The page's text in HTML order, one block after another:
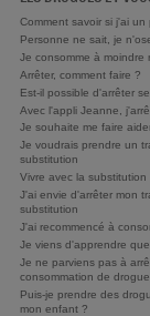
Comment savoir si j'ai un
Personne ne sait, je
Je consomme à moindre
Arrêter, comment faire ?
Est-il possible d'arrêter
Avec l'appli Jeanne,
Je souhaite me faire
Je voudrais prendre un
substitution
Vivre avec la substitution
J'ai envie d'arrêter mon
substitution
J'ai recommencé à
Je viens d'apprendre
Je ne parviens pas à
consommation de drogue
Puis-je prendre des
mon enfant ?